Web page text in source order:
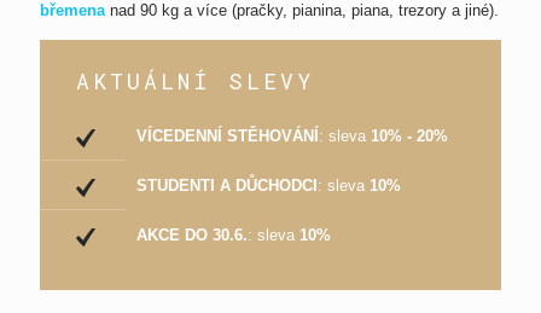
břemenanad 90 kg a více (pračky, pianina, piana, trezory a jiné).
AKTUÁLNÍ SLEVY
VÍCEDENNÍ STĚHOVÁNÍ : sleva 10% - 20%
STUDENTI A DŮCHODCI : sleva 10%
AKCE DO 30.6.: sleva 10%